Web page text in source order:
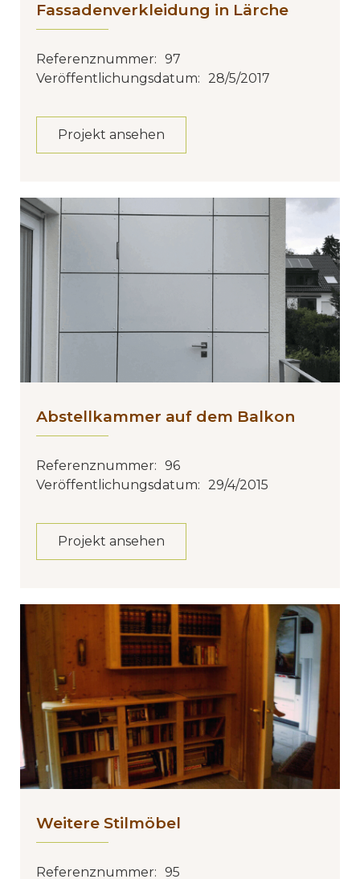
Fassadenverkleidung in Lärche
Referenznummer: 97
Veröffentlichungsdatum: 28/5/2017
Projekt ansehen
Abstellkammer auf dem Balkon
Referenznummer: 96
Veröffentlichungsdatum: 29/4/2015
Projekt ansehen
Weitere Stilmöbel
Referenznummer: 95